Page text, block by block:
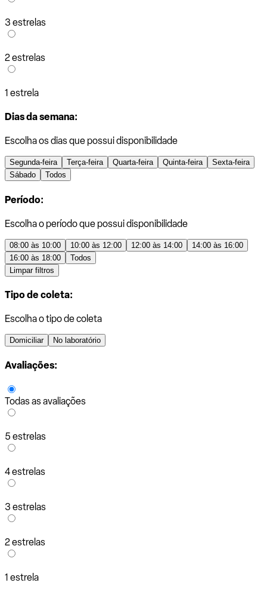
3 estrelas
2 estrelas
1 estrela
Dias da semana:
Escolha os dias que possui disponibilidade
Segunda-feira Terça-feira Quarta-feira Quinta-feira
Sexta-feira
Sábado
Todos
Período:
Escolha o período que possui disponibilidade
08:00 às 10:00 10:00 às 12:00 12:00 às 14:00
14:00 às 16:00
16:00 às 18:00
Todos
Limpar filtros
Tipo de coleta:
Escolha o tipo de coleta
Domiciliar No laboratório
Avaliações:
Todas as avaliações
5 estrelas
4 estrelas
3 estrelas
2 estrelas
1 estrela